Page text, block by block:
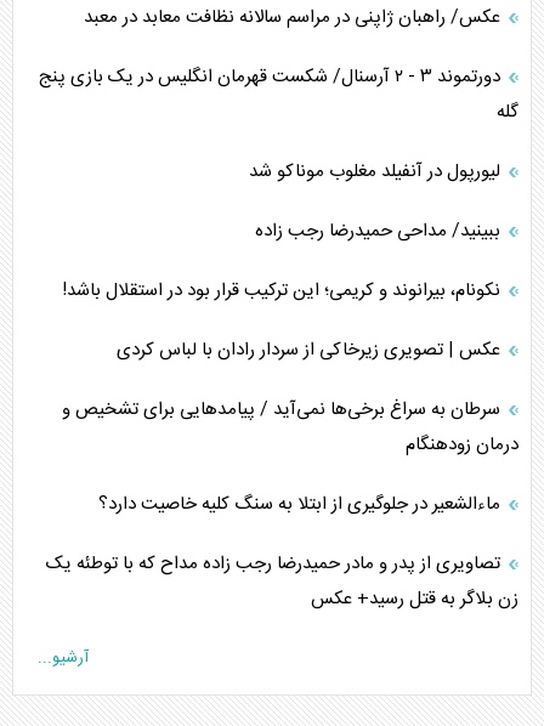
عکس/ راهبان ژاپنی در مراسم سالانه نظافت معابد در معبد
دورتموند ۳ - ۲ آرسنال/ شکست قهرمان انگلیس در یک بازی پنج
گله
لیورپول در آنفیلد مغلوب موناکو شد
ببینید/ مداحی حمیدرضا رجب زاده
نکونام، بیرانوند و کریمی؛ این ترکیب قرار بود در استقلال باشد!
عکس | تصویری زیرخاکی از سردار رادان با لباس کردی
سرطان به سراغ برخی‌ها نمی‌آید / پیامد‌هایی برای تشخیص و
درمان زودهنگام
ماءالشعیر در جلوگیری از ابتلا به سنگ کلیه خاصیت دارد؟
تصاویری از پدر و مادر حمیدرضا رجب زاده مداح که با توطئه یک
زن بلاگر به قتل رسید+ عکس
آرشیو...